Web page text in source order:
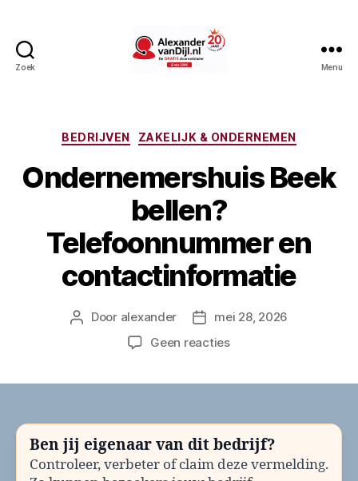
Zoek Menu
Categorieën
BEDRIJVEN ZAKELIJK & ONDERNEMEN
Ondernemershuis Beek
bellen?
Telefoonnummer en
contactinformatie
Berichtauteur
Door alexander Berichtdatum
mei 28, 2026
Geen reactiesop
en
contactinformatie
Ben jij eigenaar van dit bedrijf?
Controleer, verbeter of claim deze vermelding.